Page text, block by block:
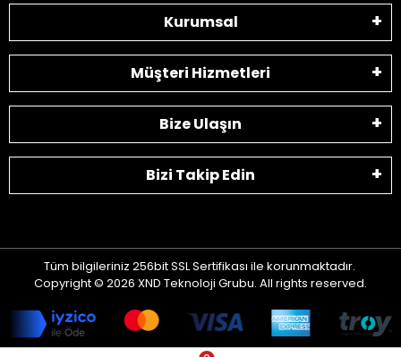
Kurumsal
Müşteri Hizmetleri
Bize Ulaşın
Bizi Takip Edin
Tüm bilgileriniz 256bit SSL Sertifikası ile korunmaktadır.
Copyright © 2026 XND Teknoloji Grubu. All rights reserved.